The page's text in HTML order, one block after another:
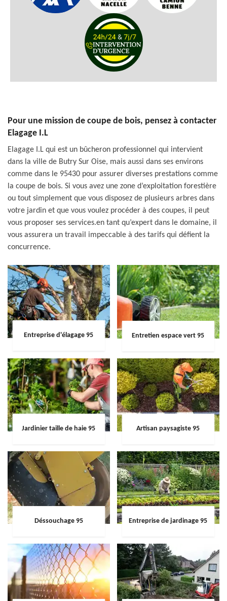
Pour une mission de coupe de bois, pensez à contacter
Elagage I.L
Elagage I.L qui est un bûcheron professionnel qui intervient
dans la ville de Butry Sur Oise, mais aussi dans ses environs
comme dans le 95430 pour assurer diverses prestations comme
la coupe de bois. Si vous avez une zone d’exploitation forestière
ou tout simplement que vous disposez de plusieurs arbres dans
votre jardin et que vous voulez procéder à des coupes, il peut
vous proposer ses services.en tant qu’expert dans le domaine, il
vous assurera un travail impeccable à des tarifs qui défient la
concurrence.
Entreprise d'élagage 95 Entretien espace vert 95
Jardinier taille de haie 95 Artisan paysagiste 95
Déssouchage 95 Entreprise de jardinage 95